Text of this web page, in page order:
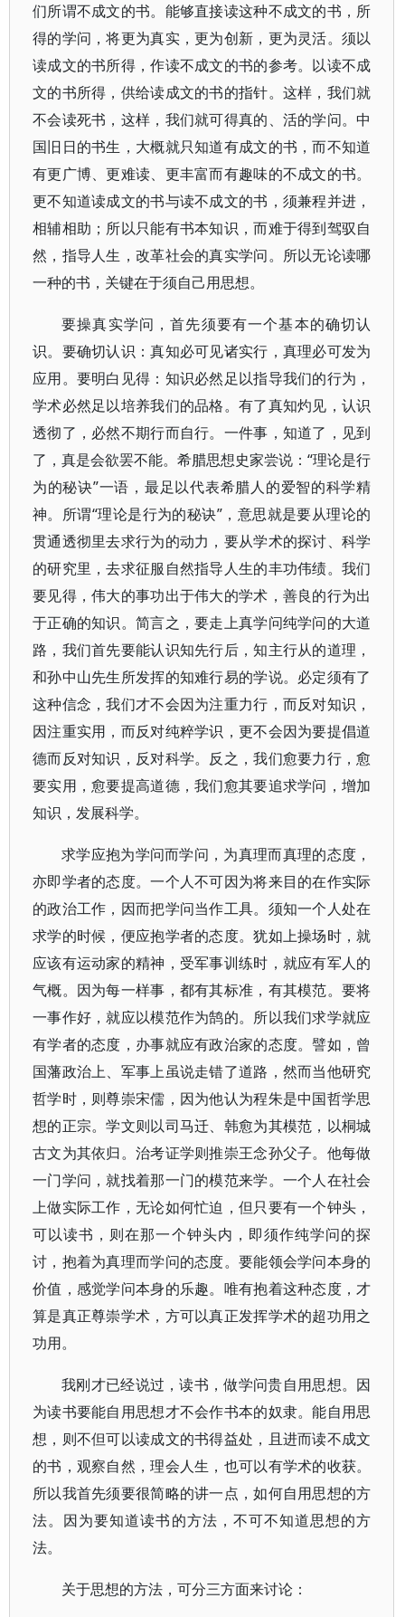
们所谓不成文的书。能够直接读这种不成文的书，所
得的学问，将更为真实，更为创新，更为灵活。须以
读成文的书所得，作读不成文的书的参考。以读不成
文的书所得，供给读成文的书的指针。这样，我们就
不会读死书，这样，我们就可得真的、活的学问。中
国旧日的书生，大概就只知道有成文的书，而不知道
有更广博、更难读、更丰富而有趣味的不成文的书。
更不知道读成文的书与读不成文的书，须兼程并进，
相辅相助；所以只能有书本知识，而难于得到驾驭自
然，指导人生，改革社会的真实学问。所以无论读哪
一种的书，关键在于须自己用思想。
要操真实学问，首先须要有一个基本的确切认
识。要确切认识：真知必可见诸实行，真理必可发为
应用。要明白见得：知识必然足以指导我们的行为，
学术必然足以培养我们的品格。有了真知灼见，认识
透彻了，必然不期行而自行。一件事，知道了，见到
了，真是会欲罢不能。希腊思想史家尝说：“理论是行
为的秘诀”一语，最足以代表希腊人的爱智的科学精
神。所谓“理论是行为的秘诀”，意思就是要从理论的
贯通透彻里去求行为的动力，要从学术的探讨、科学
的研究里，去求征服自然指导人生的丰功伟绩。我们
要见得，伟大的事功出于伟大的学术，善良的行为出
于正确的知识。简言之，要走上真学问纯学问的大道
路，我们首先要能认识知先行后，知主行从的道理，
和孙中山先生所发挥的知难行易的学说。必定须有了
这种信念，我们才不会因为注重力行，而反对知识，
因注重实用，而反对纯粹学识，更不会因为要提倡道
德而反对知识，反对科学。反之，我们愈要力行，愈
要实用，愈要提高道德，我们愈其要追求学问，增加
知识，发展科学。
求学应抱为学问而学问，为真理而真理的态度，
亦即学者的态度。一个人不可因为将来目的在作实际
的政治工作，因而把学问当作工具。须知一个人处在
求学的时候，便应抱学者的态度。犹如上操场时，就
应该有运动家的精神，受军事训练时，就应有军人的
气概。因为每一样事，都有其标准，有其模范。要将
一事作好，就应以模范作为鹄的。所以我们求学就应
有学者的态度，办事就应有政治家的态度。譬如，曾
国藩政治上、军事上虽说走错了道路，然而当他研究
哲学时，则尊崇宋儒，因为他认为程朱是中国哲学思
想的正宗。学文则以司马迁、韩愈为其模范，以桐城
古文为其依归。治考证学则推崇王念孙父子。他每做
一门学问，就找着那一门的模范来学。一个人在社会
上做实际工作，无论如何忙迫，但只要有一个钟头，
可以读书，则在那一个钟头内，即须作纯学问的探
讨，抱着为真理而学问的态度。要能领会学问本身的
价值，感觉学问本身的乐趣。唯有抱着这种态度，才
算是真正尊崇学术，方可以真正发挥学术的超功用之
功用。
我刚才已经说过，读书，做学问贵自用思想。因
为读书要能自用思想才不会作书本的奴隶。能自用思
想，则不但可以读成文的书得益处，且进而读不成文
的书，观察自然，理会人生，也可以有学术的收获。
所以我首先须要很简略的讲一点，如何自用思想的方
法。因为要知道读书的方法，不可不知道思想的方
法。
关于思想的方法，可分三方面来讨论：